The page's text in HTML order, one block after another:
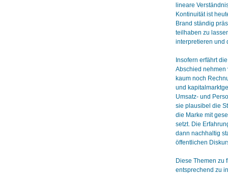
lineare
Kontinuität ist
Brand ständig
teilhaben zu
interpretieren und
Insofern erfährt
Abschied nehmen
kaum noch
und
Umsatz- und
sie plausibel die
die Marke mit
setzt. Die
dann nachhaltig
öffentlichen
Diese Themen zu
entsprechend zu